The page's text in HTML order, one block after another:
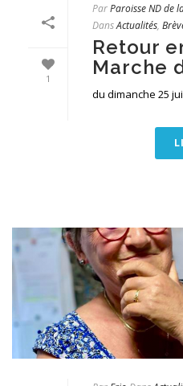
1
ParParoisse ND de
DansActualités,
Retour
Marche
du dimanche 25